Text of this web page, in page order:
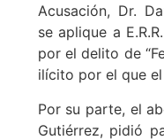
Acusación, Dr.
se aplique a
por el delito de
ilícito por el que
Por su parte, el
Gutiérrez, pidió